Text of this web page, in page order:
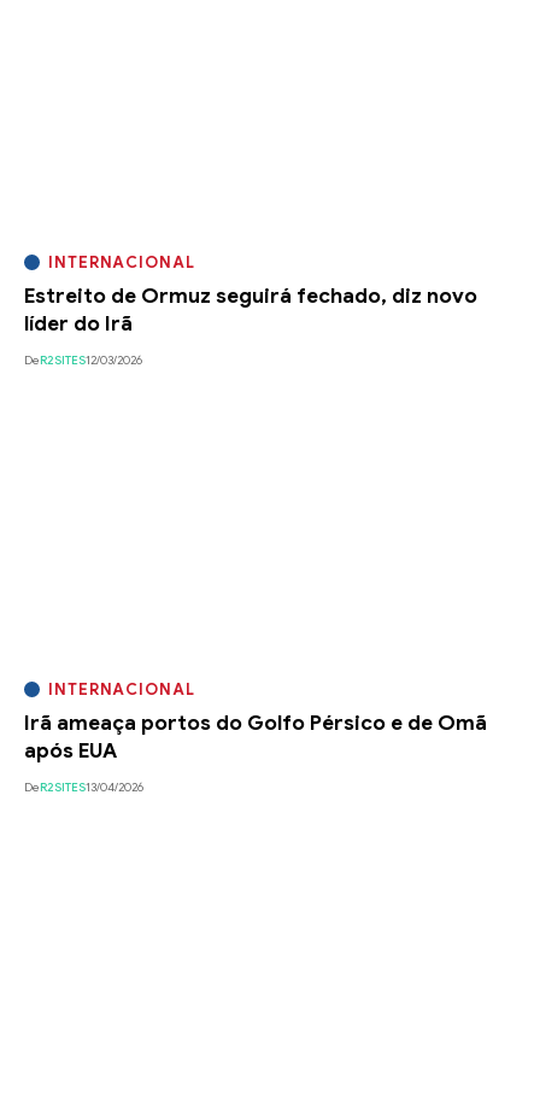
INTERNACIONAL
Estreito de Ormuz seguirá fechado, diz novo
líder do Irã
DeR2SITES12/03/2026
INTERNACIONAL
Irã ameaça portos do Golfo Pérsico e de Omã
após EUA
DeR2SITES13/04/2026